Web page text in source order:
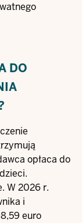
DO
opłaca do
W 2026 r.
i
euro